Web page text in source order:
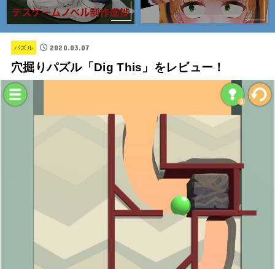
パズル 2020.03.07
穴掘りパズル「Dig This」をレビュー！